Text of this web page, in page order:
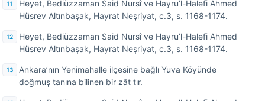
Heyet, Bediüzzaman Said Nursî ve Hayru’l-Halefi Ahmed
Hüsrev Altınbaşak, Hayrat Neşriyat, c.3, s. 1168-1174.
Heyet, Bediüzzaman Said Nursî ve Hayru’l-Halefi Ahmed
Hüsrev Altınbaşak, Hayrat Neşriyat, c.3, s. 1168-1174.
Ankara’nın Yenimahalle ilçesine bağlı Yuva Köyünde
doğmuş tanına bilinen bir zât tır.